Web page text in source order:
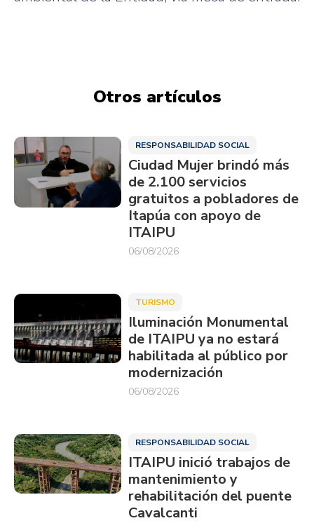
Otros artículos
RESPONSABILIDAD SOCIAL
Ciudad Mujer brindó más
de 2.100 servicios
gratuitos a pobladores de
Itapúa con apoyo de
ITAIPU
06/08/2026
TURISMO
Iluminación Monumental
de ITAIPU ya no estará
habilitada al público por
modernización
06/08/2026
RESPONSABILIDAD SOCIAL
ITAIPU inició trabajos de
mantenimiento y
rehabilitación del puente
Cavalcanti